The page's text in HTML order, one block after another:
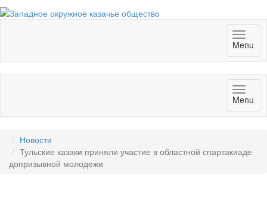
Menu
Menu
Новости
Тульские казаки приняли участие в областной спартакиаде
допризывной молодежи